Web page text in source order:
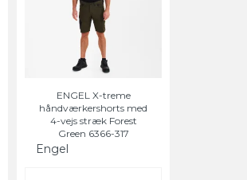
ENGEL X-treme
håndværkershorts med
4-vejs stræk Forest
Green 6366-317
Engel